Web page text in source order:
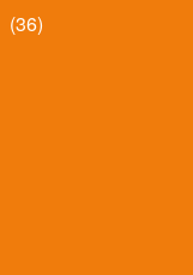
(36)